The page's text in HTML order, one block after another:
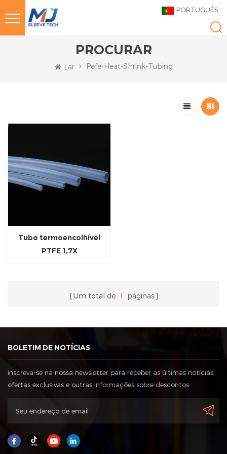
PORTUGUÊS
PROCURAR
Lar Pefe-Heat-Shrink-Tubing
Tubo termoencolhível
PTFE 1,7X
Um total de 1 páginas
BOLETIM DE NOTÍCIAS
inscreva-se na nossa newsletter para receber as últimas notícias,
ofertas exclusivas e outras informações sobre descontos.